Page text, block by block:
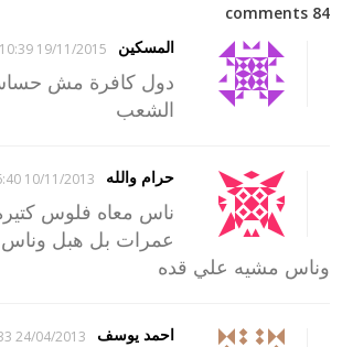
84 comments
المسكين
19/11/2015 10:39
دول كافرة مش
الشعب
حرام والله 10/11/2013 16:40
ناس معاه فلوس
عمرات بل هبل
وناس مشيه علي قده
احمد يوسف 24/04/2013 23:33